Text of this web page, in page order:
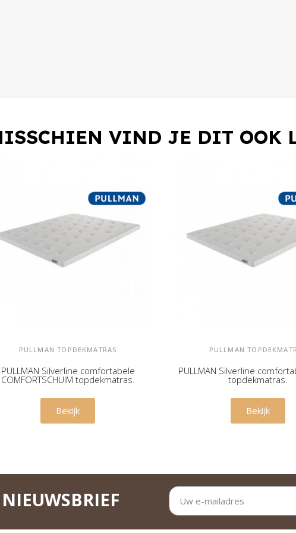
VIND JE DIT OOK
PULLMAN TOPDEKMATRAS
PULLMAN Silverline comfortabele
COMFORTSCHUIM topdekmatras.
€ 359,00
Bekijk
PULLMAN
PULLMAN Silverline
topdekmatras.
€ 450,00
Bekijk